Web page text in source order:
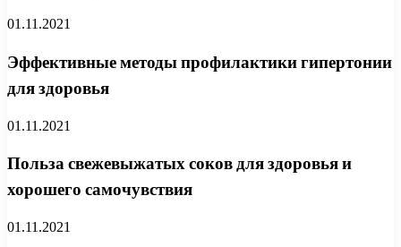
01.11.2021
Эффективные методы профилактики гипертонии
для здоровья
01.11.2021
Польза свежевыжатых соков для здоровья и
хорошего самочувствия
01.11.2021